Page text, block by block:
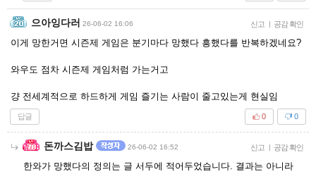
으아잉다러 26-06-02 16:06 신고 | 공감 확인
이게 망한거면 시즌제 게임은 분기마다 망했다 흥했다를 반복하겠네요?
와우도 점차 시즌제 게임처럼 가는거고
걍 전세계적으로 하드하게 게임 즐기는 사람이 줄고있는게 현실임
답글 0
0
돈까스김밥 26-06-02 16:52 신고 | 공감 확인
한와가 망했다의 정의는 글 서두에 적어두었습니다. 결과는 아니라